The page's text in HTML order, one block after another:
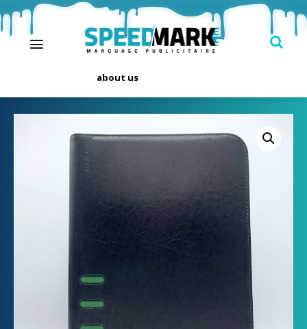
about us